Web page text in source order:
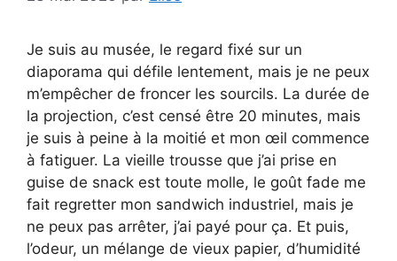
Je suis au musée, le regard fixé sur un
diaporama qui défile lentement, mais je ne peux
m’empêcher de froncer les sourcils. La durée de
la projection, c’est censé être 20 minutes, mais
je suis à peine à la moitié et mon œil commence
à fatiguer. La vieille trousse que j’ai prise en
guise de snack est toute molle, le goût fade me
fait regretter mon sandwich industriel, mais je
ne peux pas arrêter, j’ai payé pour ça. Et puis,
l’odeur, un mélange de vieux papier, d’humidité